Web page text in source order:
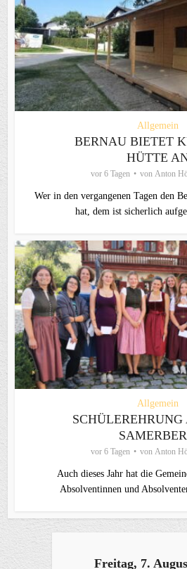
Allgemein
BERNAU BIETET
HÜTTE
vor 6 Tagen von Anton
Wer in den vergangenen Tagen den
hat, dem ist sicherlich
Allgemein
vor 6 Tagen von Anton
Auch dieses Jahr hat die
Absolventinnen und
Freitag, 7.